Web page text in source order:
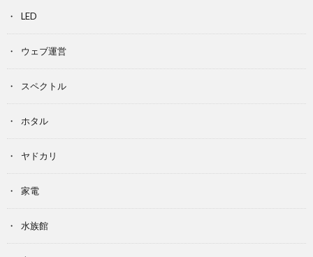
LED
ウェブ運営
スペクトル
ホタル
ヤドカリ
家電
水族館